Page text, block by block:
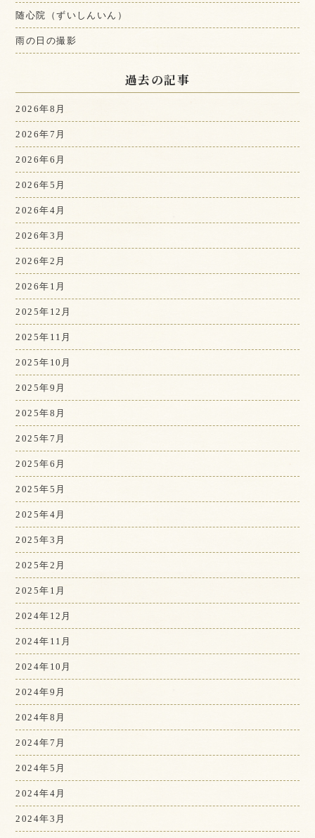
随心院（ずいしんいん）
雨の日の撮影
過去の記事
2026年8月
2026年7月
2026年6月
2026年5月
2026年4月
2026年3月
2026年2月
2026年1月
2025年12月
2025年11月
2025年10月
2025年9月
2025年8月
2025年7月
2025年6月
2025年5月
2025年4月
2025年3月
2025年2月
2025年1月
2024年12月
2024年11月
2024年10月
2024年9月
2024年8月
2024年7月
2024年5月
2024年4月
2024年3月